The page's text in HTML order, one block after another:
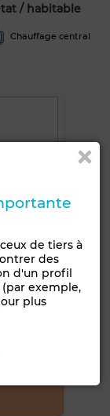
/ habitable
Chauffage central
de tiers à
des
d'un profil
exemple,
plus